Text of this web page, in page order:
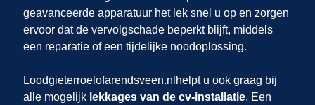
geavanceerde apparatuur het lek snel u op en zorgen
ervoor dat de vervolgschade beperkt blijft, middels
een reparatie of een tijdelijke noodoplossing.
Loodgieterroelofarendsveen.nl helpt u ook graag bij
alle mogelijk lekkages van de cv-installatie. Een